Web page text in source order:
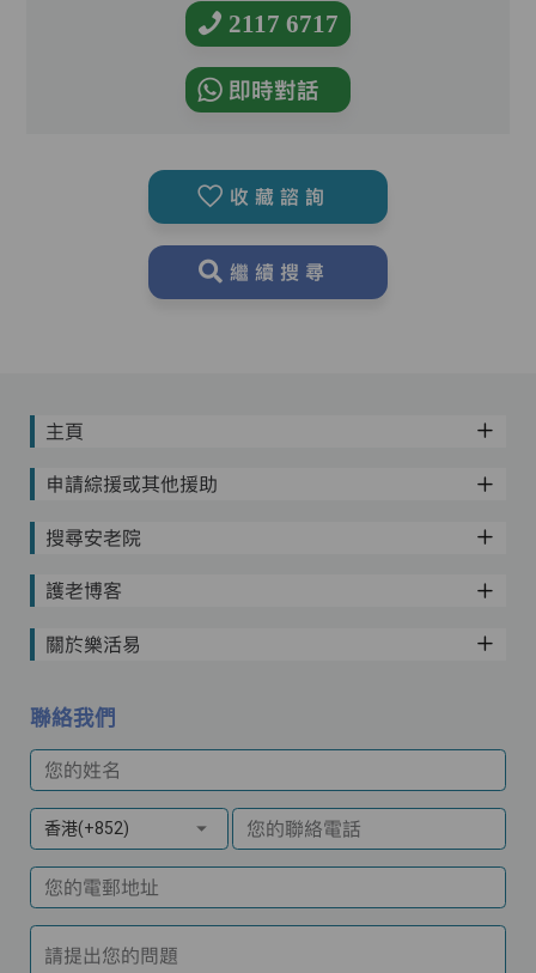
2117 6717
即時對話
收藏諮詢
繼續搜尋
主頁
申請綜援或其他援助
搜尋安老院
護老博客
關於樂活易
聯絡我們
您的姓名
香港(+852) 您的聯絡電話
您的電郵地址
請提出您的問題